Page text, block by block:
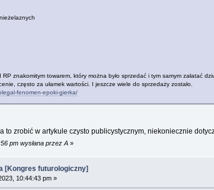
znakomitym towarem, który można było sprzedać i tym samym załatać
często za ułamek wartości. I jeszcze wiele do sprzedaży zostało.
fenomen-epoki-gierka/
to zrobić w artykule czysto publicystycznym, niekoniecznie
pm wysłana przez A»
[Kongres futurologiczny]
10:44:43 pm »